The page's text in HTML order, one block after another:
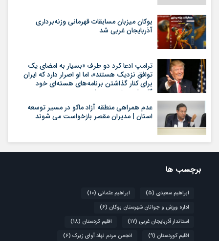
بوکان میزبان مسابقات قهرمانی وزنه‌برداری
آذربایجان غربی شد
ترامپ ادعا کرد دو طرف «بسیار به امضای یک
توافق نزدیک هستند»، اما او اصرار دارد که ایران
برای کنار گذاشتن برنامه‌های هسته‌ای خود
گام‌های بیشتری بردارد
عدم همراهی منطقه آزاد ماکو در مسیر توسعه
استان | مدیران مقصر بازخواست می شوند
برچسب ها
ابراهیم سعیدی (5) ابراهیم عثمانی (10)
اداره ورزش و جوانان شهرستان بوکان (6)
استاندار آذربایجان غربی (17) اقلیم کردستان (18)
اقلیم کوردستان (9) انجمن مردم نهاد آوای زیرک (6)